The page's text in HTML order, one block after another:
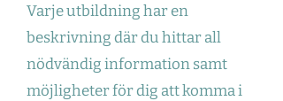
Varje utbildning har en
beskrivning där du hittar all
nödvändig information samt
möjligheter för dig att komma i